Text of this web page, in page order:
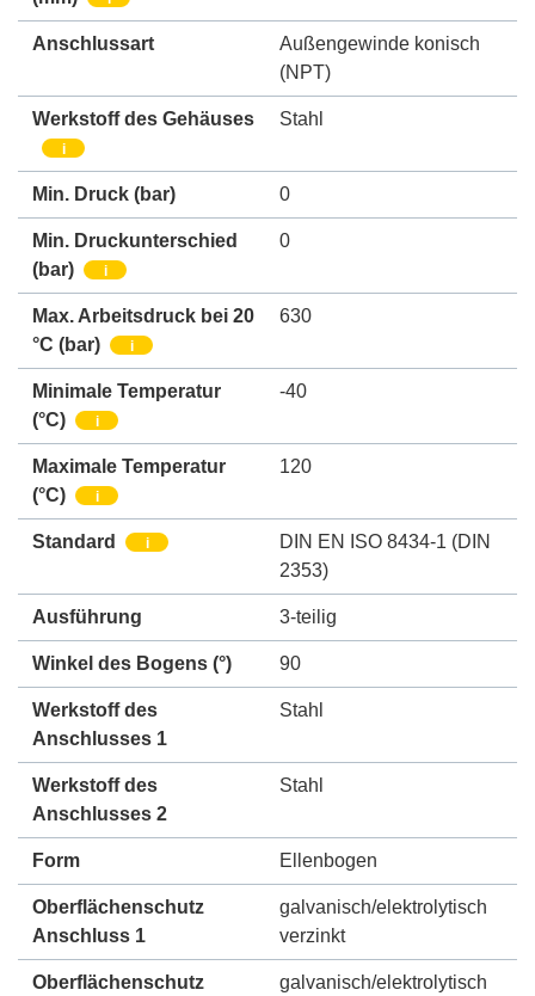
Anschlussart
Außengewinde konisch
(NPT)
Werkstoff des Gehäuses
i
Stahl
Min. Druck (bar) 0
Min. Druckunterschied
(bar)
i
0
Max. Arbeitsdruck bei 20
°C (bar)
i
630
Minimale Temperatur
(°C)
i
-40
Maximale Temperatur
(°C)
i
120
Standard i
DIN EN ISO 8434-1 (DIN
2353)
Ausführung 3-teilig
Winkel des Bogens (°) 90
Werkstoff des
Anschlusses 1
Stahl
Werkstoff des
Anschlusses 2
Stahl
Form Ellenbogen
Oberflächenschutz
Anschluss 1
galvanisch/elektrolytisch
verzinkt
Oberflächenschutz
galvanisch/elektrolytisch